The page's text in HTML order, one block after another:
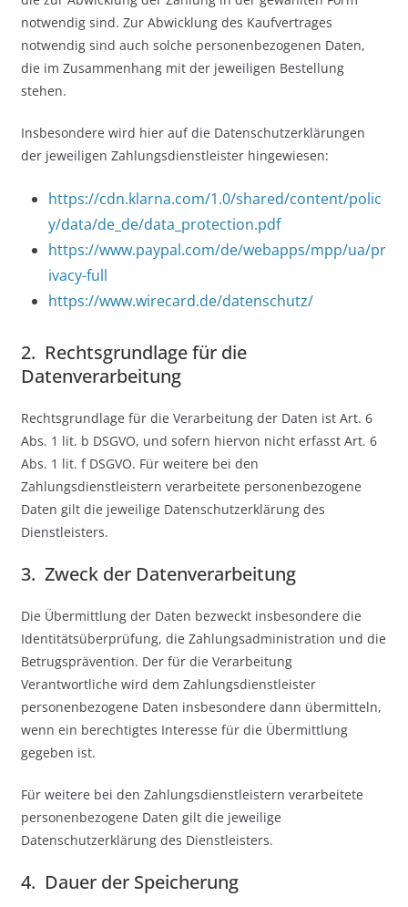
notwendig sind. Zur Abwicklung des Kaufvertrages
notwendig sind auch solche personenbezogenen Daten,
die im Zusammenhang mit der jeweiligen Bestellung
stehen.
Insbesondere wird hier auf die Datenschutzerklärungen
der jeweiligen Zahlungsdienstleister hingewiesen:
https://cdn.klarna.com/1.0/shared/content/polic
y/data/de_de/data_protection.pdf
https://www.paypal.com/de/webapps/mpp/ua/pr
ivacy-full
https://www.wirecard.de/datenschutz/
2. Rechtsgrundlage für die
Datenverarbeitung
Rechtsgrundlage für die Verarbeitung der Daten ist Art. 6
Abs. 1 lit. b DSGVO, und sofern hiervon nicht erfasst Art. 6
Abs. 1 lit. f DSGVO. Für weitere bei den
Zahlungsdienstleistern verarbeitete personenbezogene
Daten gilt die jeweilige Datenschutzerklärung des
Dienstleisters.
3. Zweck der Datenverarbeitung
Die Übermittlung der Daten bezweckt insbesondere die
Identitätsüberprüfung, die Zahlungsadministration und die
Betrugsprävention. Der für die Verarbeitung
Verantwortliche wird dem Zahlungsdienstleister
personenbezogene Daten insbesondere dann übermitteln,
wenn ein berechtigtes Interesse für die Übermittlung
gegeben ist.
Für weitere bei den Zahlungsdienstleistern verarbeitete
personenbezogene Daten gilt die jeweilige
Datenschutzerklärung des Dienstleisters.
4. Dauer der Speicherung